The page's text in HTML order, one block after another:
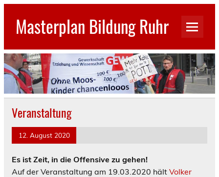
Skip
contentMasterplan Bildung Ruhr
Veranstaltung
12. August 2020
Es ist Zeit, in die Offensive zu gehen!
Auf der Veranstaltung am 19.03.2020 hält Volker